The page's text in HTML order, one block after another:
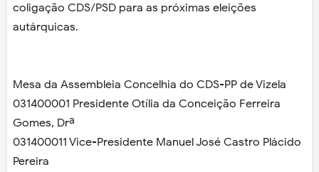
coligação CDS/PSD para as próximas eleições
autárquicas.
Mesa da Assembleia Concelhia do CDS-PP de Vizela
031400001 Presidente Otília da Conceição Ferreira
Gomes, Drª
031400011 Vice-Presidente Manuel José Castro Plácido
Pereira